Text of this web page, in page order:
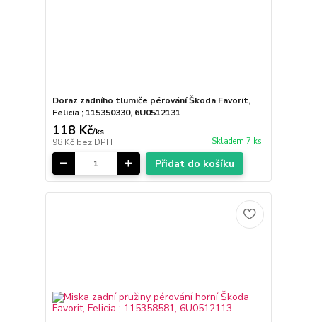
Doraz zadního tlumiče pérování Škoda Favorit,
Felicia ; 115350330, 6U0512131
118 Kč/ks
98 Kč bez DPH Skladem 7 ks
Přidat do košíku